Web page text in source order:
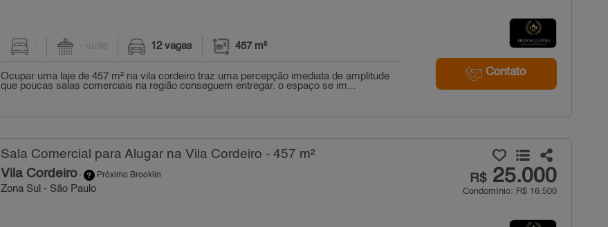
Contato
- - suíte 12 vagas 457 m²
Ocupar uma laje de 457 m² na vila cordeiro traz uma percepção imediata de amplitude
que poucas salas comerciais na região conseguem entregar. o espaço se im...
Sala Comercial para Alugar na Vila Cordeiro - 457 m²
Vila Cordeiro- Próximo Brooklin
Zona Sul - São Paulo
R$25.000
Condomínio: R$ 16.500